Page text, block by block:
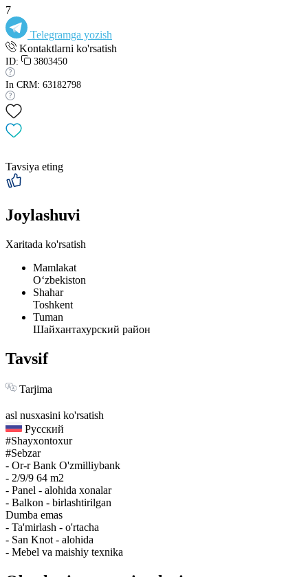
7
Telegramga yozish
Kontaktlarni ko'rsatish
ID: 3803450
In CRM: 63182798
Tavsiya eting
Joylashuvi
Xaritada ko'rsatish
Mamlakat
Oʻzbekiston
Shahar
Toshkent
Tuman
Шайхантахурский район
Tavsif
Tarjima
asl nusxasini ko'rsatish
Русский
#Shayxontoxur
#Sebzar
- Or-r Bank O'zmilliybank
- 2/9/9 64 m2
- Panel - alohida xonalar
- Balkon - birlashtirilgan
Dumba emas
- Ta'mirlash - o'rtacha
- San Knot - alohida
- Mebel va maishiy texnika